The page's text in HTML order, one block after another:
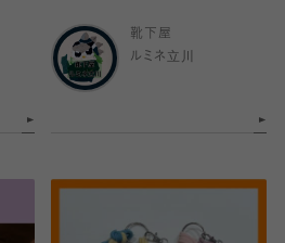
靴下屋
ルミネ立川